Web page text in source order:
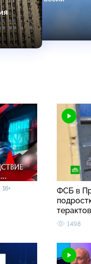
16+
ФСБ в
1498